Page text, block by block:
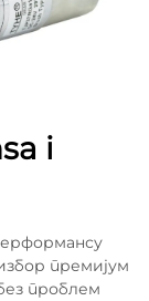
i
премијум
проблем